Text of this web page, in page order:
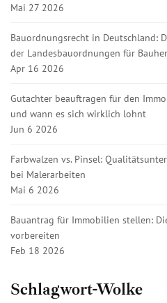
Mai 27 2026
Bauordnungsrecht in Deutschland:
der Landesbauordnungen für
Apr 16 2026
Gutachter beauftragen für den
und wann es sich wirklich lohnt
Jun 6 2026
Farbwalzen vs. Pinsel:
bei Malerarbeiten
Mai 6 2026
Bauantrag für Immobilien stellen:
vorbereiten
Feb 18 2026
Schlagwort-Wolke